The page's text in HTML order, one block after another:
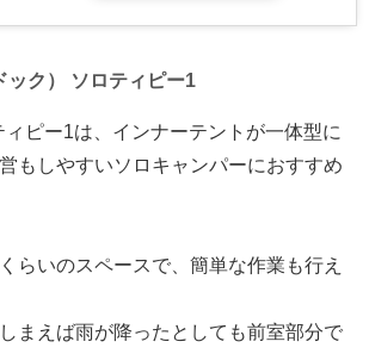
ック） ソロティピー1
ピー1は、インナーテントが一体型に
もしやすいソロキャンパーにおすすめ
らいのスペースで、簡単な作業も行え
まえば雨が降ったとしても前室部分で